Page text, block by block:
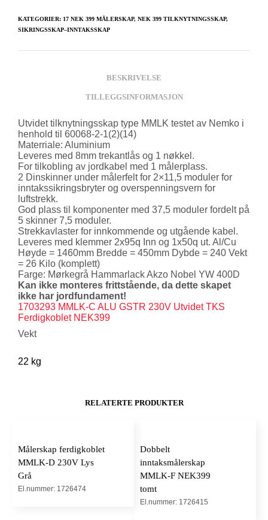
KATEGORIER: 17 NEK 399 MÅLERSKAP, NEK 399 TILKNYTNINGSSKAP,
SIKRINGSSKAP–INNTAKSSKAP
BESKRIVELSE
TILLEGGSINFORMASJON
Utvidet tilknytningsskap type MMLK testet av Nemko i
henhold til 60068-2-1(2)(14)
Materriale: Aluminium
Leveres med 8mm trekantlås og 1 nøkkel.
For tilkobling av jordkabel med 1 målerplass.
2 Dinskinner under målerfelt for 2×11,5 moduler for
inntakssikringsbryter og overspenningsvern for
luftstrekk.
God plass til komponenter med 37,5 moduler fordelt på
5 skinner 7,5 moduler.
Strekkavlaster for innkommende og utgående kabel.
Leveres med klemmer 2x95q Inn og 1x50q ut. Al/Cu
Høyde = 1460mm Bredde = 450mm Dybde = 240 Vekt
= 26 Kilo (komplett)
Farge: Mørkegrå Hammarlack Akzo Nobel YW 400D
Kan ikke monteres frittstående, da dette skapet
ikke har jordfundament!
1703293 MMLK-C ALU GSTR 230V Utvidet TKS
Ferdigkoblet NEK399
Vekt
22 kg
RELATERTE PRODUKTER
Målerskap ferdigkoblet
MMLK-D 230V Lys
Grå
El.nummer: 1726474
Dobbelt
inntaksmålerskap
MMLK-F NEK399
tomt
El.nummer: 1726415